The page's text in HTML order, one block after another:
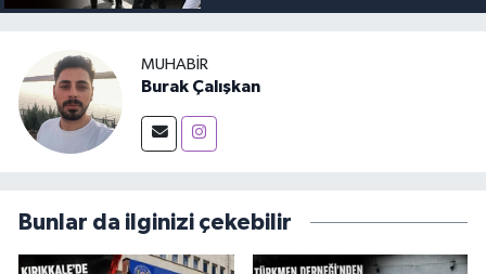
MUHABIR
Burak Çalışkan
Bunlar da ilginizi çekebilir